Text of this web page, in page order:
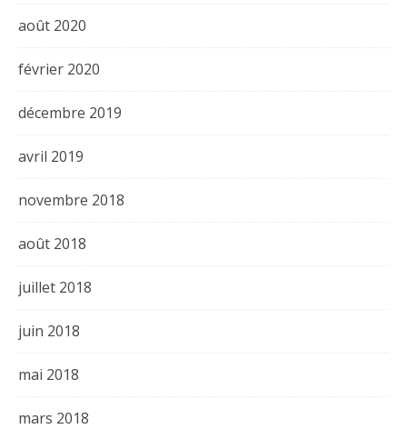
août 2020
février 2020
décembre 2019
avril 2019
novembre 2018
août 2018
juillet 2018
juin 2018
mai 2018
mars 2018